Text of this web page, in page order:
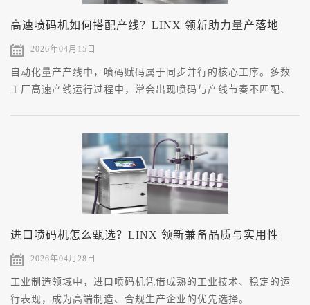
高速喷码机如何搭配产线？LINX 领新助力量产落地
2026年04月15日
自动化量产产线中，喷码赋码属于同步并行的核心工序。多数
工厂高速产线运行过程中，常会出现喷码与产线节奏不匹配、
进口喷码机怎么甄选？LINX 领新兼备品质与实用性
2026年04月28日
工业制造领域中，进口喷码机凭借成熟的工业技术、稳定的运
行表现，成为高端制造、合规生产企业的优先选择。